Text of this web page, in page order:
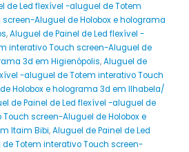
de Led flexível -aluguel de Totem
Aluguel de Holobox e holograma
,Aluguel de Painel de Led flexível -
interativo Touch screen-Aluguel de
3d em Higienópolis,Aluguel de
-aluguel de Totem interativo Touch
Holobox e holograma 3d em Ilhabela/
de Painel de Led flexível -aluguel de
screen-Aluguel de Holobox e
Itaim Bibi,Aluguel de Painel de Led
Totem interativo Touch screen-